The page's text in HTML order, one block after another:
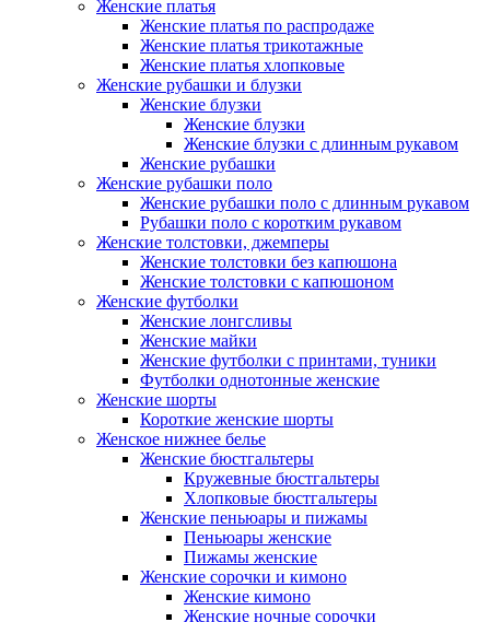
Женские платья
Женские платья по распродаже
Женские платья трикотажные
Женские платья хлопковые
Женские рубашки и блузки
Женские блузки
Женские блузки
Женские блузки с длинным рукавом
Женские рубашки
Женские рубашки поло
Женские рубашки поло с длинным рукавом
Рубашки поло с коротким рукавом
Женские толстовки, джемперы
Женские толстовки без капюшона
Женские толстовки с капюшоном
Женские футболки
Женские лонгсливы
Женские майки
Женские футболки с принтами, туники
Футболки однотонные женские
Женские шорты
Короткие женские шорты
Женское нижнее белье
Женские бюстгальтеры
Кружевные бюстгальтеры
Хлопковые бюстгальтеры
Женские пеньюары и пижамы
Пеньюары женские
Пижамы женские
Женские сорочки и кимоно
Женские кимоно
Женские ночные сорочки